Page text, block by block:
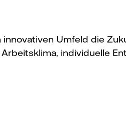
Umfeld die
individuelle